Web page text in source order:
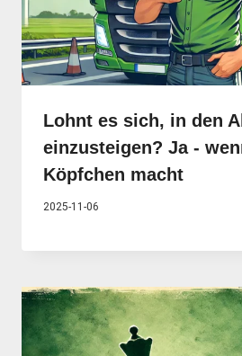
Lohnt es sich, in den
einzusteigen? Ja -
Köpfchen macht
2025-11-06